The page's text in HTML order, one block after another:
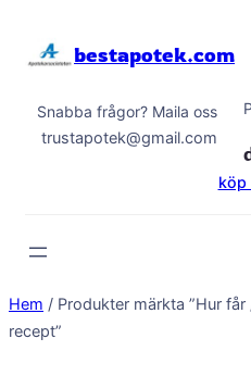
bestapotek.com
Snabba frågor? Maila oss
trustapotek@gmail.com
köp
Hem / Produkter märkta ”Hur
recept”